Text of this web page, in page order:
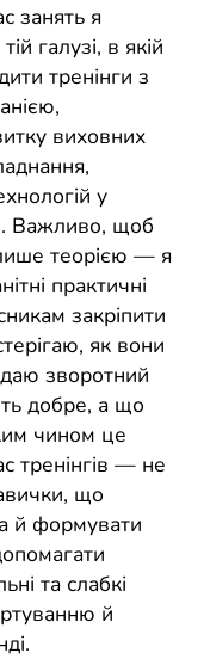
занять я
галузі, в якій
тренінги з
виховних
у
Важливо, щоб
теорією — я
практичні
закріпити
як вони
зворотний
добре, а що
чином це
тренінгів — не
що
й формувати
та слабкі
й